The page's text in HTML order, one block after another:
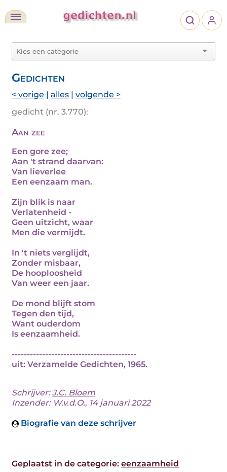
Gedichten
< vorige | alles | volgende >
gedicht (nr. 3.770):
Aan zee
Een gore zee;
Aan 't strand daarvan:
Van lieverlee
Een eenzaam man.
Zijn blik is naar
Verlatenheid -
Geen uitzicht, waar
Men die vermijdt.
In 't niets verglijdt,
Zonder misbaar,
De hooploosheid
Van weer een jaar.
De mond blijft stom
Tegen den tijd,
Want ouderdom
Is eenzaamheid.
-----------------------------------------
uit: Verzamelde Gedichten, 1965.
Schrijver:J.C. Bloem
Inzender: W.v.d.O., 14 januari 2022
Biografie van deze schrijver
Geplaatst in de categorie: eenzaamheid